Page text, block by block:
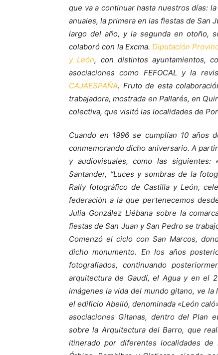
que va a continuar hasta nuestros días:
anuales, la primera en las fiestas de San
largo del año, y la segunda en otoño,
colaboró con la Excma.Diputación
y León, con distintos ayuntamientos,
asociaciones como FEFOCAL y la
CAJAESPAÑA. Fruto de esta
trabajadora, mostrada en Pallarés, en
colectiva, que visitó las localidades de
Cuando en 1996 se cumplían 10 años
conmemorando dicho aniversario. A
y audiovisuales, como las siguientes:
Santander, “Luces y sombras de la
Rally fotográfico de Castilla y León,
federación a la que pertenecemos
Julia González Liébana sobre la
fiestas de San Juan y San Pedro se
Comenzó el ciclo con San Marcos,
dicho monumento. En los años
fotografiados, continuando
arquitectura de Gaudí, el Agua y en el
imágenes la vida del mundo gitano, ve
el edificio Abelló, denominada «León
asociaciones Gitanas, dentro del Plan
sobre la Arquitectura del Barro, que
itinerado por diferentes localidades de